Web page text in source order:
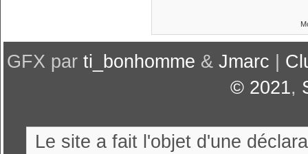
GFX par ti_bonhomme & Jmarc
© 2021,
Le site a fait l'objet d'une